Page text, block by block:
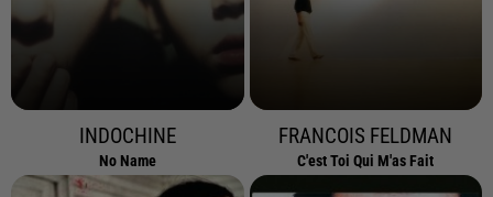
INDOCHINE
No Name
FRANCOIS FELDMAN
C'est Toi Qui M'as Fait